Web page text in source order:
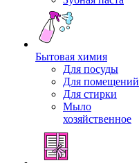
Бытовая химия
Для посуды
Для помещений
Для стирки
Мыло
хозяйственное